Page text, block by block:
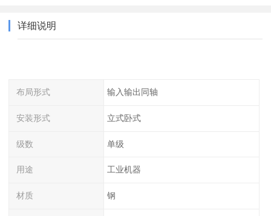
详细说明
布局形式 输入输出同轴
安装形式 立式卧式
级数 单级
用途 工业机器
材质 钢